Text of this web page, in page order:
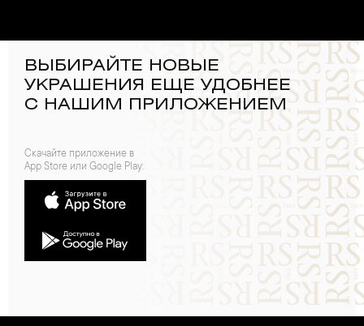
ВЫБИРАЙТЕ НОВЫЕ
УКРАШЕНИЯ ЕЩЕ УДОБНЕЕ
С НАШИМ ПРИЛОЖЕНИЕМ
Скачайте приложение в
App Store или Google Play: